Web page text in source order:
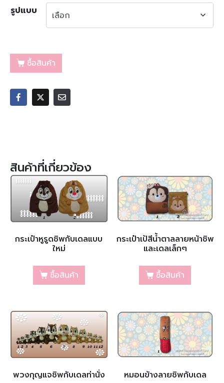
รูปแบบ
ซื้อสินค้า
สินค้าที่เกี่ยวข้อง
กระเป๋าหูรูดชิพกับเดลแบบ
ใหม่
ซื้อสินค้า
กระเป๋าเป้สีน้ำตาลลายหน้าชิพ
และเดลเล็กๆ
ซื้อสินค้า
พวงกุญแจชิพกับเดลท่านั่ง หมอนข้างลายชิพกับเดล